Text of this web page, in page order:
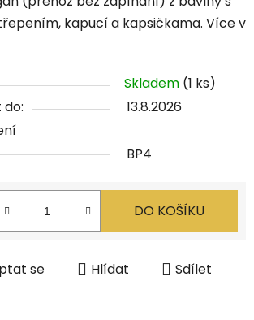
kapucí a kapsičkama. Více v
Skladem (1 ks)
13.8.2026
BP4
DO KOŠÍKU
se Hlídat Sdílet